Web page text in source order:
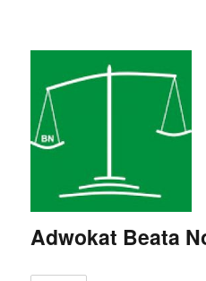
Adwokat Beata